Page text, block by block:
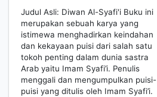
Judul Asli: Diwan Al-Syafi'i Buku ini
merupakan sebuah karya yang
istimewa menghadirkan keindahan
dan kekayaan puisi dari salah satu
tokoh penting dalam dunia sastra
Arab yaitu Imam Syafi’i. Penulis
menggali dan mengumpulkan puisi-
puisi yang ditulis oleh Imam Syafi’i.